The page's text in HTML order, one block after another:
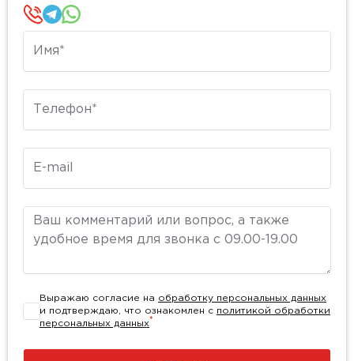
Комментарий
Выражаю согласие на обработку персональных данных
и подтверждаю, что ознакомлен с политикой обработки
персональных данных*